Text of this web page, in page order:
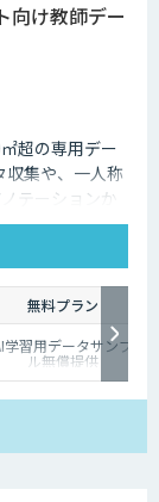
向け教師デー
超の専用デー
収集や、一人称
テーションか
既製データセッ
データソリュ
無料プラン
学習用データサンプ
ル無償提供